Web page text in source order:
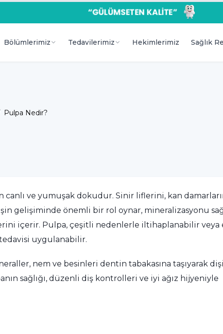
Bölümlerimiz Tedavilerimiz Hekimlerimiz Sağlık
Pulpa Nedir?
ve yumuşak dokudur. Sinir liflerini, kan
gelişiminde önemli bir rol oynar, mineralizasyonu
içerir. Pulpa, çeşitli nedenlerle iltihaplanabilir veya
uygulanabilir.
nem ve besinleri dentin tabakasına taşıyarak
sağlığı, düzenli diş kontrolleri ve iyi ağız hijyeniyle